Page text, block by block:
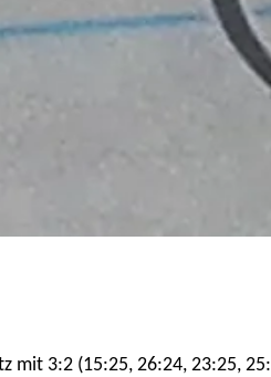
mit 3:2 (15:25, 26:24, 23:25,